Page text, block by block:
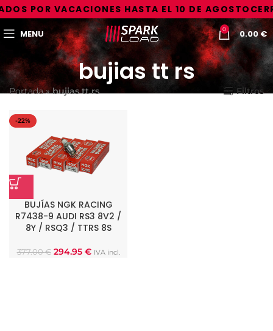
POR VACACIONES HASTA EL 10 DE AGOSTO
MENU 0 0.00€
bujias tt rs
Portada»bujias tt rs Filtros
-22%
BUJÍAS NGK RACING
R7438-9 AUDI RS3 8V2 /
8Y / RSQ3 / TTRS 8S
377.00€ 294.95 € IVA incl.